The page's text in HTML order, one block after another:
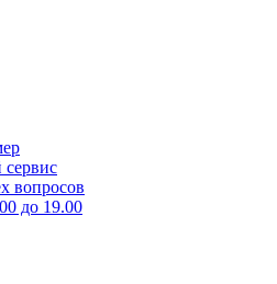
вопросов
до 19.00